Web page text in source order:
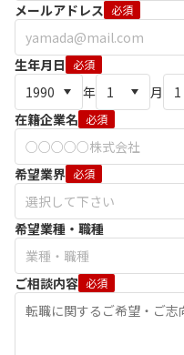
メールアドレス 必須
生年月日 必須
年 月
在籍企業名 必須
希望業界 必須
希望業種・職種
ご相談内容 必須